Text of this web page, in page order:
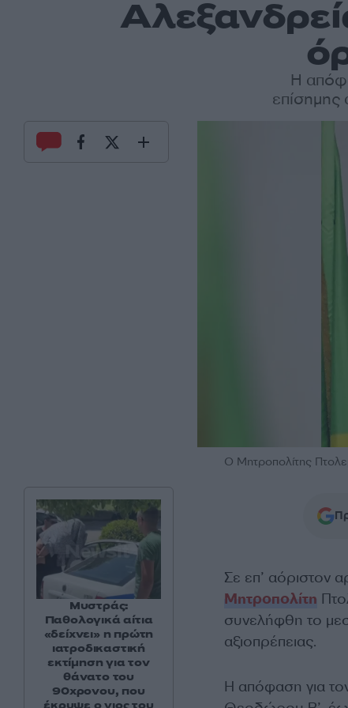
Η
επίσημης
Ο Μητροπολίτης
Σε επ’ αόριστον
Μητροπολίτη
συνελήφθη το
αξιοπρέπειας.
Η απόφαση για
Μυστράς:
Παθολογικά αίτια
«δείχνει» η πρώτη
ιατροδικαστική
εκτίμηση για τον
θάνατο του
90χρονου, που